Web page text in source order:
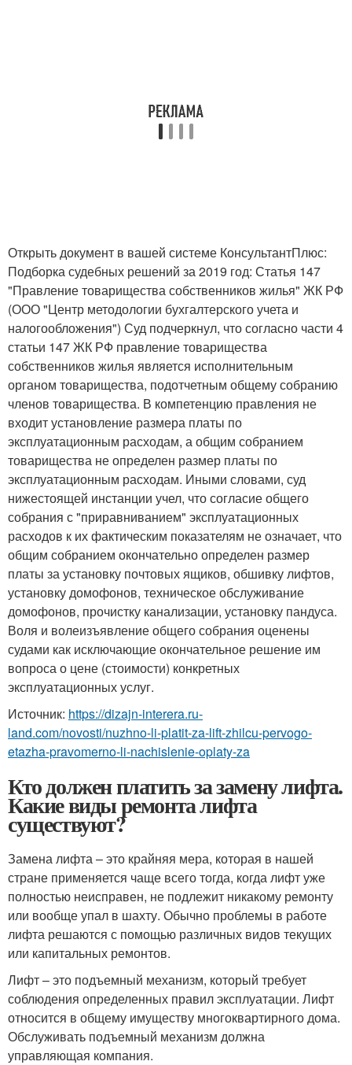
Открыть документ в вашей системе КонсультантПлюс:
Подборка судебных решений за 2019 год: Статья 147
"Правление товарищества собственников жилья" ЖК РФ
(ООО "Центр методологии бухгалтерского учета и
налогообложения") Суд подчеркнул, что согласно части 4
статьи 147 ЖК РФ правление товарищества
собственников жилья является исполнительным
органом товарищества, подотчетным общему собранию
членов товарищества. В компетенцию правления не
входит установление размера платы по
эксплуатационным расходам, а общим собранием
товарищества не определен размер платы по
эксплуатационным расходам. Иными словами, суд
нижестоящей инстанции учел, что согласие общего
собрания с "приравниванием" эксплуатационных
расходов к их фактическим показателям не означает, что
общим собранием окончательно определен размер
платы за установку почтовых ящиков, обшивку лифтов,
установку домофонов, техническое обслуживание
домофонов, прочистку канализации, установку пандуса.
Воля и волеизъявление общего собрания оценены
судами как исключающие окончательное решение им
вопроса о цене (стоимости) конкретных
эксплуатационных услуг.
Источник: https://dizajn-interera.ru-
land.com/novosti/nuzhno-li-platit-za-lift-zhilcu-pervogo-
etazha-pravomerno-li-nachislenie-oplaty-za
Кто должен платить за замену лифта.
Какие виды ремонта лифта
существуют?
Замена лифта – это крайняя мера, которая в нашей
стране применяется чаще всего тогда, когда лифт уже
полностью неисправен, не подлежит никакому ремонту
или вообще упал в шахту. Обычно проблемы в работе
лифта решаются с помощью различных видов текущих
или капитальных ремонтов.
Лифт – это подъемный механизм, который требует
соблюдения определенных правил эксплуатации. Лифт
относится в общему имуществу многоквартирного дома.
Обслуживать подъемный механизм должна
управляющая компания.